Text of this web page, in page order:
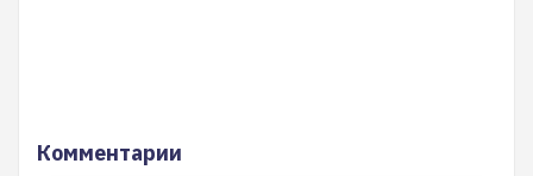
Комментарии